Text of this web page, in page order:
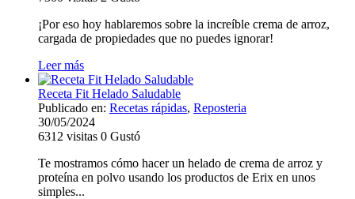
¡Por eso hoy hablaremos sobre la increíble crema de arroz,
cargada de propiedades que no puedes ignorar!
Leer más
Receta Fit Helado Saludable
Publicado en: Recetas rápidas, Reposteria
30/05/2024
6312 visitas 0 Gustó
Te mostramos cómo hacer un helado de crema de arroz y
proteína en polvo usando los productos de Erix en unos
simples...